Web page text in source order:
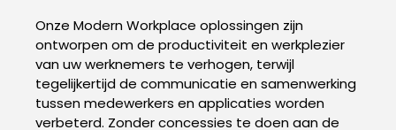
Onze Modern Workplace oplossingen zijn
ontworpen om de productiviteit en werkplezier
van uw werknemers te verhogen, terwijl
tegelijkertijd de communicatie en samenwerking
tussen medewerkers en applicaties worden
verbeterd. Zonder concessies te doen aan de